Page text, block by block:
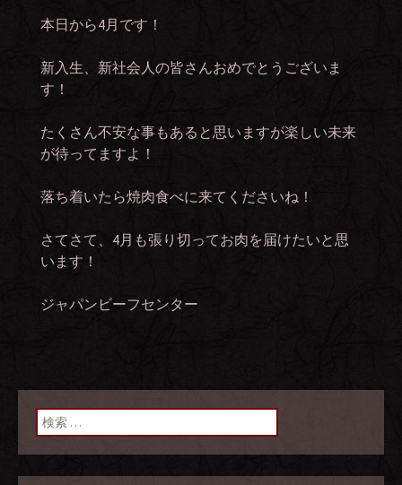
本日から4月です！
新入生、新社会人の皆さんおめでとうございま
す！
たくさん不安な事もあると思いますが楽しい未来
が待ってますよ！
落ち着いたら焼肉食べに来てくださいね！
さてさて、4月も張り切ってお肉を届けたいと思
います！
ジャパンビーフセンター
検索: